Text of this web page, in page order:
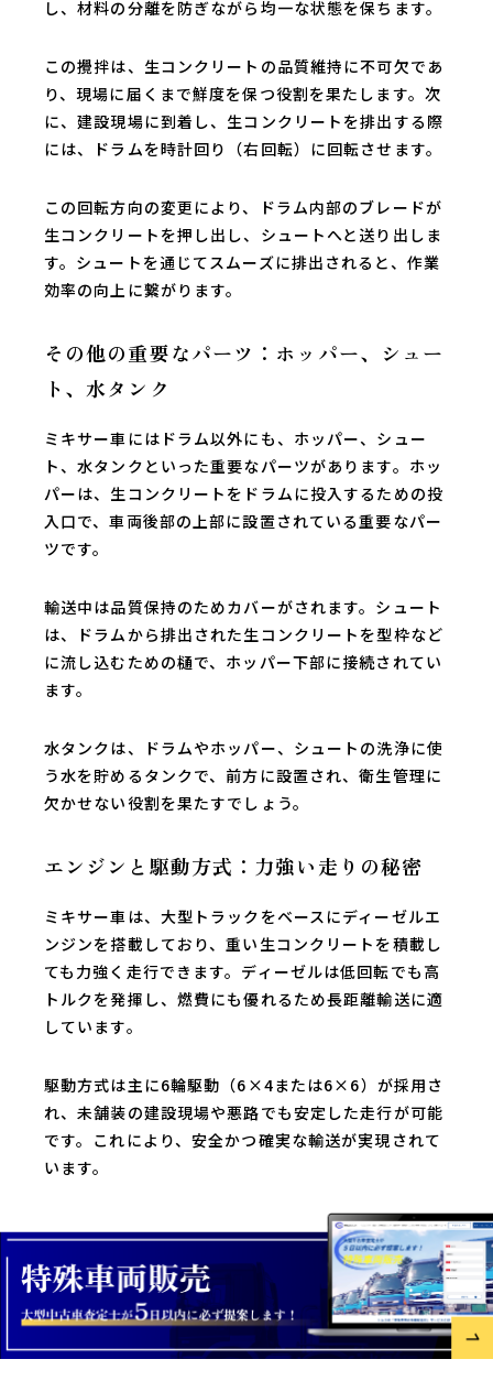
し、材料の分離を防ぎながら均一な状態を保ちます。
この攪拌は、生コンクリートの品質維持に不可欠であ
り、現場に届くまで鮮度を保つ役割を果たします。次
に、建設現場に到着し、生コンクリートを排出する際
には、ドラムを時計回り（右回転）に回転させます。
この回転方向の変更により、ドラム内部のブレードが
生コンクリートを押し出し、シュートへと送り出しま
す。シュートを通じてスムーズに排出されると、作業
効率の向上に繋がります。
その他の重要なパーツ：ホッパー、シュー
ト、水タンク
ミキサー車にはドラム以外にも、ホッパー、シュー
ト、水タンクといった重要なパーツがあります。ホッ
パーは、生コンクリートをドラムに投入するための投
入口で、車両後部の上部に設置されている重要なパー
ツです。
輸送中は品質保持のためカバーがされます。シュート
は、ドラムから排出された生コンクリートを型枠など
に流し込むための樋で、ホッパー下部に接続されてい
ます。
水タンクは、ドラムやホッパー、シュートの洗浄に使
う水を貯めるタンクで、前方に設置され、衛生管理に
欠かせない役割を果たすでしょう。
エンジンと駆動方式：力強い走りの秘密
ミキサー車は、大型トラックをベースにディーゼルエ
ンジンを搭載しており、重い生コンクリートを積載し
ても力強く走行できます。ディーゼルは低回転でも高
トルクを発揮し、燃費にも優れるため長距離輸送に適
しています。
駆動方式は主に6輪駆動（6×4または6×6）が採用さ
れ、未舗装の建設現場や悪路でも安定した走行が可能
です。これにより、安全かつ確実な輸送が実現されて
います。